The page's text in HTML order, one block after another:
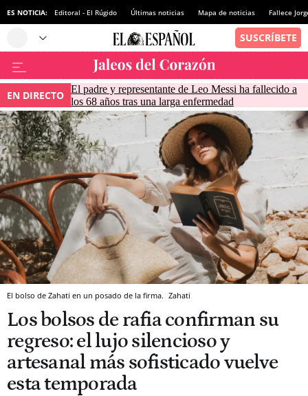
ES NOTICIA: Editoral - El Rúgido Últimas noticias Mapa de noticias Fallece
EN DIRECTO El padre y representante de Leo Messi ha fallecido a
los 68 años tras una larga enfermedad
El bolso de Zahati en un posado de la firma. Zahati
Los bolsos de rafia confirman su
regreso: el lujo silencioso y
artesanal más sofisticado vuelve
esta temporada